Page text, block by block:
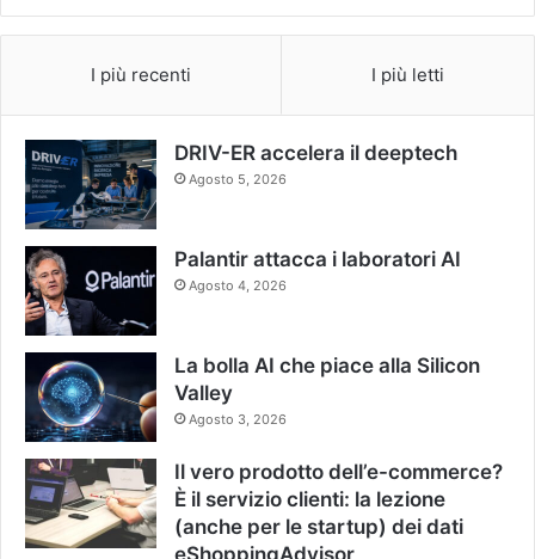
I più recenti I più letti
DRIV-ER accelera il deeptech
Agosto 5, 2026
Palantir attacca i laboratori AI
Agosto 4, 2026
La bolla AI che piace alla Silicon
Valley
Agosto 3, 2026
Il vero prodotto dell’e-commerce?
È il servizio clienti: la lezione
(anche per le startup) dei dati